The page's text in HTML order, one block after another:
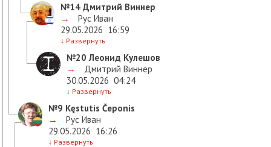
№14 Дмитрий Виннер
→
Рус Иван
29.05.2026 16:59
↓ Развернуть
№20 Леонид Кулешов
→
Дмитрий Виннер
30.05.2026 04:24
↓ Развернуть
№9 Kęstutis Čeponis
→
Рус Иван
29.05.2026 16:26
↓ Развернуть